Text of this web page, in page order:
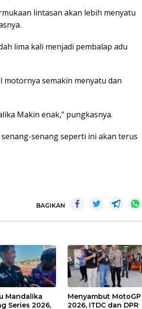
lintasan akan lebih menyatu
lima kali menjadi pembalap adu
motornya semakin menyatu dan
Makin enak,” pungkasnya.
senang seperti ini akan terus
BAGIKAN
Mandalika
Series 2026,
Menyambut MotoGP
2026, ITDC dan DPR